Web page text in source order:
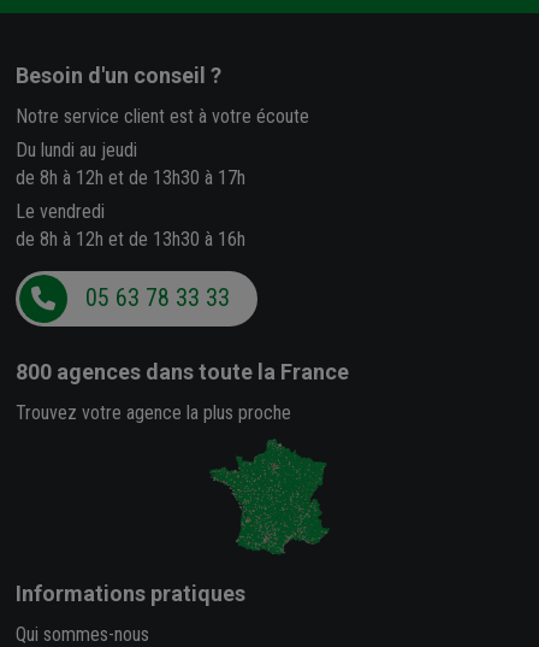
Besoin d'un conseil ?
Notre service client est à votre écoute
Du lundi au jeudi
de 8h à 12h et de 13h30 à 17h
Le vendredi
de 8h à 12h et de 13h30 à 16h
05 63 78 33 33
800 agences dans toute la France
Trouvez votre agence la plus proche
Informations pratiques
Qui sommes-nous